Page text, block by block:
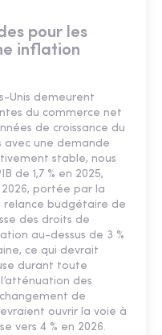
pour les
inflation
Unis demeurent
du commerce net
de croissance du
avec une demande
stable, nous
de 1,7 % en 2025,
2026, portée par la
relance budgétaire de
des droits de
au-dessus de 3 %
ce qui devrait
durant toute
l’atténuation des
de
ouvrir la voie à
vers 4 % en 2026.